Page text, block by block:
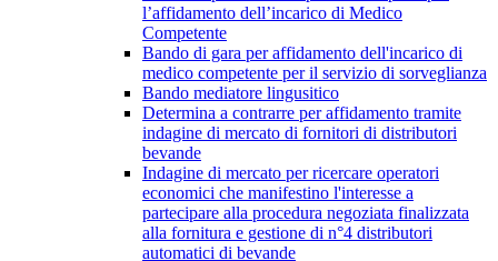
l’affidamento dell’incarico di Medico
Competente
Bando di gara per affidamento dell'incarico di
medico competente per il servizio di sorveglianza
Bando mediatore lingusitico
Determina a contrarre per affidamento tramite
indagine di mercato di fornitori di distributori
bevande
Indagine di mercato per ricercare operatori
economici che manifestino l'interesse a
partecipare alla procedura negoziata finalizzata
alla fornitura e gestione di n°4 distributori
automatici di bevande